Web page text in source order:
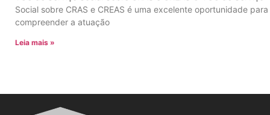
Social sobre CRAS e CREAS é uma excelente oportunidade para
compreender a atuação
Leia mais »